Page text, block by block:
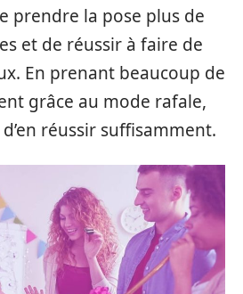
prendre la pose plus de
et de réussir à faire de
En prenant beaucoup de
grâce au mode rafale,
réussir suffisamment.